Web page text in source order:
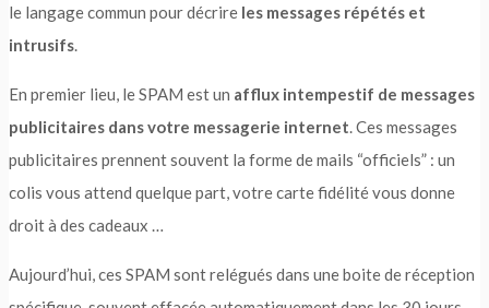
le langage commun pour décrire les messages répétés et
intrusifs.
En premier lieu, le SPAM est un afflux intempestif de messages
publicitaires dans votre messagerie internet. Ces messages
publicitaires prennent souvent la forme de mails “officiels” : un
colis vous attend quelque part, votre carte fidélité vous donne
droit à des cadeaux …
Aujourd’hui, ces SPAM sont relégués dans une boite de réception